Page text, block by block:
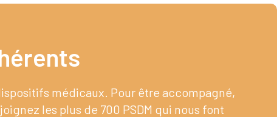
médicaux. Pour être accompagné,
les plus de 700 PSDM qui nous font